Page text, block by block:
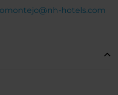
hotels.com